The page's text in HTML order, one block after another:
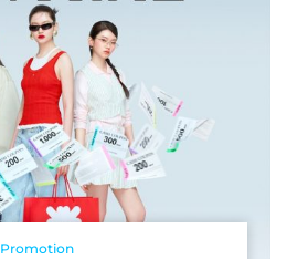
Promotion